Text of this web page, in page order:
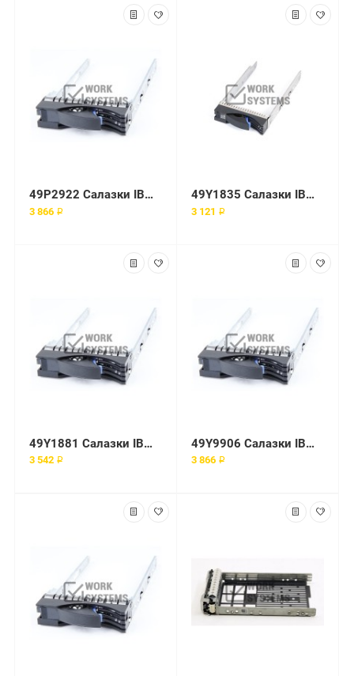
49P2922 Салазки IBM (Lenovo)
3 866 ₽
49Y1835 Салазки IBM (Lenovo) 3.5"
3 121 ₽
49Y1881 Салазки IBM (Lenovo) 2.5"
3 542 ₽
49Y9906 Салазки IBM (Lenovo)
3 866 ₽